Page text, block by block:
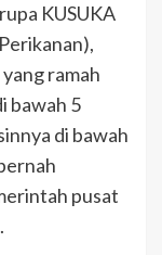
KUSUKA
ramah
bawah 5
di bawah
pusat